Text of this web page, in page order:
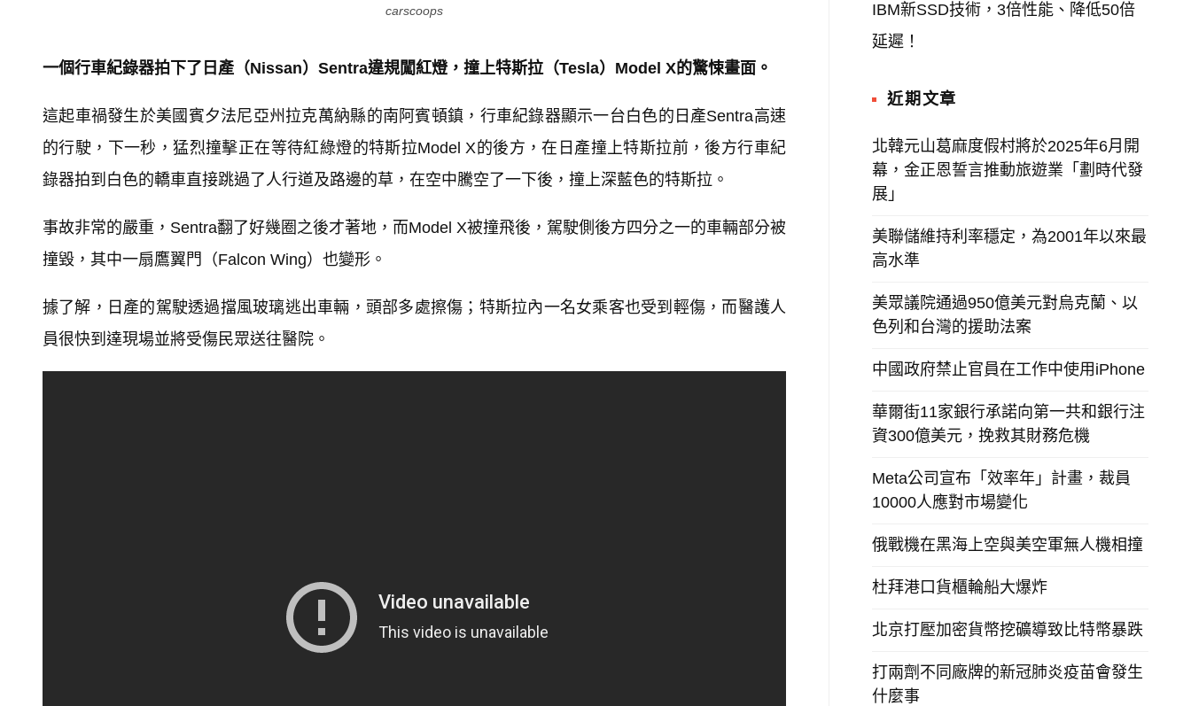
carscoops
一個行車紀錄器拍下了日產（Nissan）Sentra違規闖紅燈，撞上特斯拉（Tesla）Model X的驚悚畫面。
這起車禍發生於美國賓夕法尼亞州拉克萬納縣的南阿賓頓鎮，行車紀錄器顯示一台白色的日產Sentra高速
的行駛，下一秒，猛烈撞擊正在等待紅綠燈的特斯拉Model X的後方，在日產撞上特斯拉前，後方行車紀
錄器拍到白色的轎車直接跳過了人行道及路邊的草，在空中騰空了一下後，撞上深藍色的特斯拉。
事故非常的嚴重，Sentra翻了好幾圈之後才著地，而Model X被撞飛後，駕駛側後方四分之一的車輛部分被
撞毀，其中一扇鷹翼門（Falcon Wing）也變形。
據了解，日產的駕駛透過擋風玻璃逃出車輛，頭部多處擦傷；特斯拉內一名女乘客也受到輕傷，而醫護人
員很快到達現場並將受傷民眾送往醫院。
IBM新SSD技術，3倍性能、降低50倍
延遲！
近期文章
北韓元山葛麻度假村將於2025年6月開
幕，金正恩誓言推動旅遊業「劃時代發
展」
美聯儲維持利率穩定，為2001年以來最
高水準
美眾議院通過950億美元對烏克蘭、以
色列和台灣的援助法案
中國政府禁止官員在工作中使用iPhone
華爾街11家銀行承諾向第一共和銀行注
資300億美元，挽救其財務危機
Meta公司宣布「效率年」計畫，裁員
10000人應對市場變化
俄戰機在黑海上空與美空軍無人機相撞
杜拜港口貨櫃輪船大爆炸
北京打壓加密貨幣挖礦導致比特幣暴跌
打兩劑不同廠牌的新冠肺炎疫苗會發生
什麼事